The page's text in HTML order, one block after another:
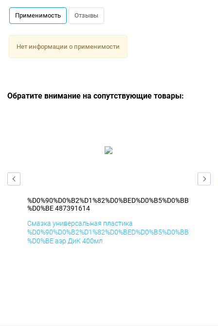
Применимость Отзывы
Нет информации о применимости
Обратите внимание на сопутствующие товары:
%D0%90%D0%B2%D1%82%D0%BED%D0%B5%D0%BB
%D0%BE 487391614
Смазка универсальная пластика
%D0%90%D0%B2%D1%82%D0%BED%D0%B5%D0%BB
%D0%BE аэр ДиК 400мл